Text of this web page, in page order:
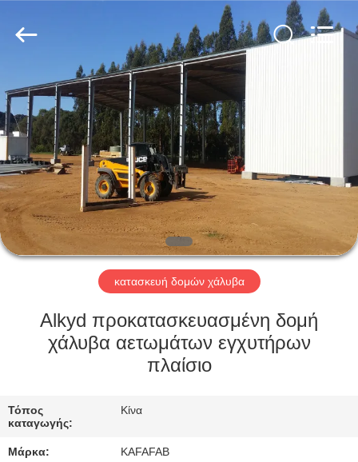
ΑΡΧΙΚΉ
ΠΡΟΪΌΝΤΑ
ΒΊΝΤΕΟ
ΕΚΠΟΜΠΉ
VR
ΣΧΕΤΙΚΆ
ΞΕΝΆΓΗΣΗ
ΣΤΟ
Ltd..
κατασκευή δομών χάλυβα
Alkyd προκατασκευασμένη δομή
χάλυβα αετωμάτων εγχυτήρων
πλαίσιο
Τόπος
καταγωγής:
Κίνα
Μάρκα: KAFAFAB